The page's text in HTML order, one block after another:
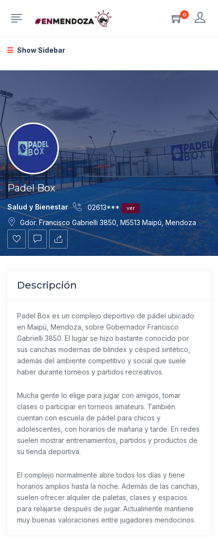
0
Show Sidebar
Padel Box
Salud y Bienestar 02613*** ver
Gdor. Francisco Gabrielli 3850, M5513 Maipú, Mendoza
Descripción
Padel Box es un complejo deportivo de pádel ubicado
en Maipú, Mendoza, sobre Gobernador Francisco
Gabrielli 3850. El lugar se hizo bastante conocido por
sus canchas modernas de blindex y césped sintético,
además del ambiente competitivo y social que suele
haber durante torneos y partidos recreativos.
Mucha gente lo elige para jugar con amigos, tomar
clases o participar en torneos amateurs. También
cuentan con escuela de pádel para chicos y
adolescentes, con horarios de mañana y tarde. En redes
suelen mostrar entrenamientos, partidos y productos de
su tienda deportiva.
El complejo normalmente abre todos los días y tiene
horarios amplios hasta la noche. Además de las canchas,
suelen ofrecer alquiler de paletas, clases y espacios
para relajarse después de jugar. Actualmente mantiene
muy buenas valoraciones entre jugadores mendocinos.